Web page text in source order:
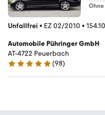
Ohne
Unfallfrei • EZ 02/2010 •
Automobile Pühringer GmbH
AT-4722 Peuerbach
5 Sterne
(98)